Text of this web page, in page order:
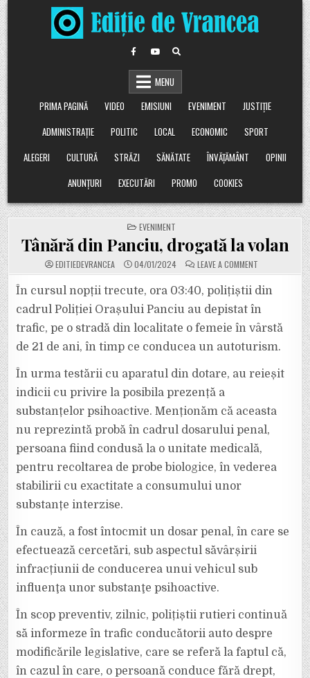
Skip
to
content
MENU
PRIMA PAGINĂ
VIDEO EMISIUNI EVENIMENT
JUSTIȚIE
ADMINISTRAȚIE
POLITIC LOCAL ECONOMIC
SPORT
ALEGERI
CULTURĂ STRĂZI SĂNĂTATE ÎNVĂȚĂMÂNT
OPINII
ANUNȚURI
EXECUTĂRI PROMO COOKIES
POSTED
IN
EVENIMENT
Tânără din Panciu, drogată la volan
EDITIEDEVRANCEA 04/01/2024 LEAVE A COMMENT
TÂNĂRĂ
PANCIU,
DROGATĂ
LA
VOLAN
În cursul nopții trecute, ora 03:40, polițiștii din
cadrul Poliției Orașului Panciu au depistat în
trafic, pe o stradă din localitate o femeie în vârstă
de 21 de ani, în timp ce conducea un autoturism.
În urma testării cu aparatul din dotare, au reieșit
indicii cu privire la posibila prezență a
substanțelor psihoactive. Menționăm că aceasta
nu reprezintă probă în cadrul dosarului penal,
persoana fiind condusă la o unitate medicală,
pentru recoltarea de probe biologice, în vederea
stabilirii cu exactitate a consumului unor
substanțe interzise.
În cauză, a fost întocmit un dosar penal, în care se
efectuează cercetări, sub aspectul săvârșirii
infracțiunii de conducerea unui vehicul sub
influenţa unor substanţe psihoactive.
În scop preventiv, zilnic, polițiștii rutieri continuă
să informeze în trafic conducătorii auto despre
modificările legislative, care se referă la faptul că,
în cazul în care, o persoană conduce fără drept,